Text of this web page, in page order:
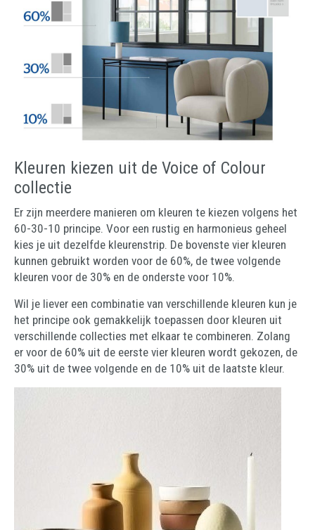
Kleuren kiezen uit de Voice of Colour
collectie
Er zijn meerdere manieren om kleuren te kiezen volgens het
60-30-10 principe. Voor een rustig en harmonieus geheel
kies je uit dezelfde kleurenstrip. De bovenste vier kleuren
kunnen gebruikt worden voor de 60%, de twee volgende
kleuren voor de 30% en de onderste voor 10%.
Wil je liever een combinatie van verschillende kleuren kun je
het principe ook gemakkelijk toepassen door kleuren uit
verschillende collecties met elkaar te combineren. Zolang
er voor de 60% uit de eerste vier kleuren wordt gekozen, de
30% uit de twee volgende en de 10% uit de laatste kleur.